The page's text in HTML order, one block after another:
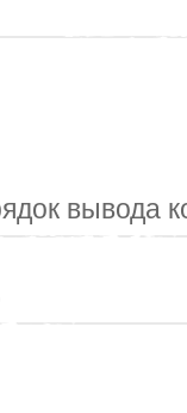
вывода